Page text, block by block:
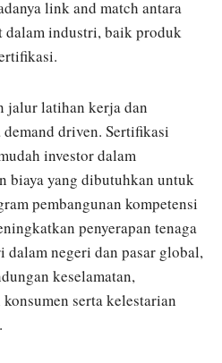
link and match antara
dalam industri, baik produk
jalur latihan kerja dan
driven. Sertifikasi
investor dalam
biaya yang dibutuhkan untuk
pembangunan kompetensi
penyerapan tenaga
negeri dan pasar global,
keselamatan,
serta kelestarian